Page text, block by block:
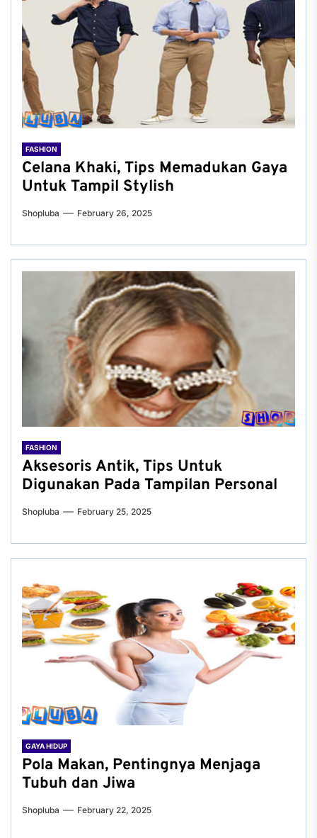
FASHION
Celana Khaki, Tips Memadukan Gaya
Untuk Tampil Stylish
Shopluba February 26, 2025
FASHION
Aksesoris Antik, Tips Untuk
Digunakan Pada Tampilan Personal
Shopluba February 25, 2025
GAYA HIDUP
Pola Makan, Pentingnya Menjaga
Tubuh dan Jiwa
Shopluba February 22, 2025